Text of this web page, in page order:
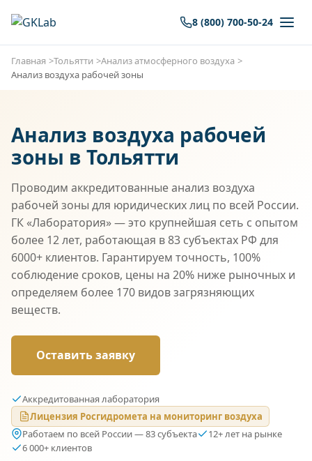
8 (800) 700-50-24
Главная Тольятти
Анализ атмосферного воздуха
Анализ воздуха рабочей зоны
Анализ воздуха рабочей
зоны в Тольятти
Проводим аккредитованные анализ воздуха
рабочей зоны для юридических лиц по всей России.
ГК «Лаборатория» — это крупнейшая сеть с опытом
более 12 лет, работающая в 83 субъектах РФ для
6000+ клиентов. Гарантируем точность, 100%
соблюдение сроков, цены на 20% ниже рыночных и
определяем более 170 видов загрязняющих
веществ.
Оставить заявку
Аккредитованная лаборатория
Лицензия Росгидромета на мониторинг воздуха
Работаем по всей России — 83 субъекта
12+ лет на рынке
6 000+ клиентов